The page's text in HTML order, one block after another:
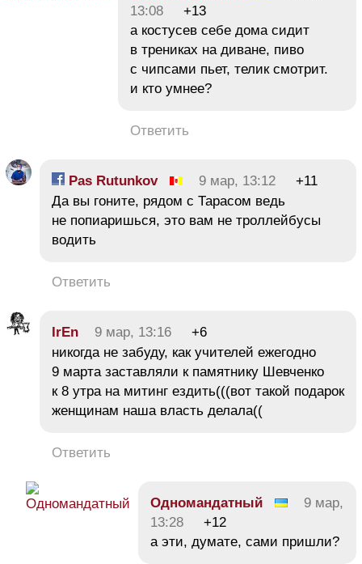
13:08
+13
а костусев себе дома сидит
в трениках на диване, пиво
с чипсами пьет, телик смотрит.
и кто умнее?
Ответить
Pas Rutunkov 9 мар, 13:12
+11
Да вы гоните, рядом с Тарасом ведь
не попиаришься, это вам не троллейбусы
водить
Ответить
IrEn 9 мар, 13:16
+6
никогда не забуду, как учителей ежегодно
9 марта заставляли к памятнику Шевченко
к 8 утра на митинг ездить(((вот такой подарок
женщинам наша власть делала((
Ответить
Одномандатный
9 мар,
13:28
+12
а эти, думате, сами пришли?